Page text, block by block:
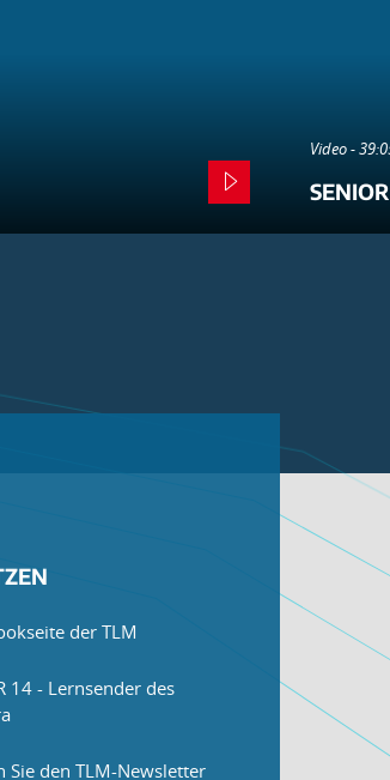
Video -
der TLM
14 - Lernsender des
Sie den TLM-Newsletter